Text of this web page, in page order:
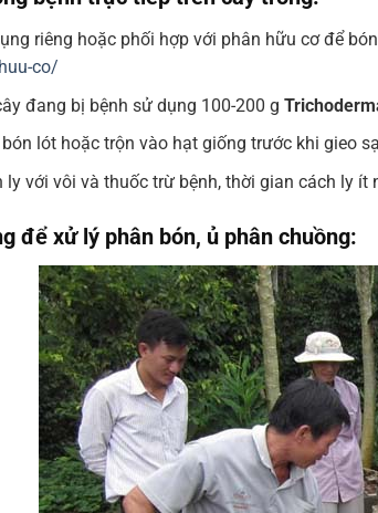
riêng hoặc phối hợp với phân hữu cơ để
co/
đang bị bệnh sử dụng 100-200 g
bón lót hoặc trộn vào hạt giống trước khi gieo
ly với vôi và thuốc trừ bệnh, thời gian cách ly ít
để xử lý phân bón, ủ phân chuồng: